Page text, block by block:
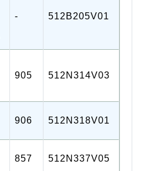
- 512B205V01
905 512N314V03
906 512N318V01
857 512N337V05